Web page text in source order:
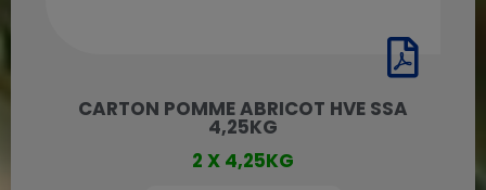
CARTON POMME ABRICOT HVE SSA
4,25KG
2 X 4,25KG